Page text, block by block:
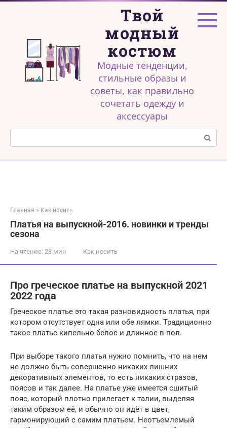
Перейти
Твой
модный
костюм
Модные тенденции,
стильные образы и
советы, как правильно
сочетать одежду и
аксессуары
Поиск:
Главная » Как носить
Платья на выпускной-2016. новинки и тренды
сезона
На чтение: 28 мин Как носить
Про греческое платье на выпускной 2021
2022 года
Греческое платье это такая разновидность платья, при
котором отсутствует одна или обе лямки. Традиционно
такое платье кипельно-белое и длинное в пол.
При выборе такого платья нужно помнить, что на нем
не должно быть совершенно никаких лишних
декоративных элементов, то есть никаких стразов,
поясов и так далее. На платье уже имеется сшитый
пояс, который плотно прилегает к талии, выделяя
таким образом её, и обычно он идёт в цвет,
гармонирующий с самим платьем. Неотъемлемый